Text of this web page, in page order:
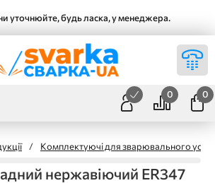
уточнюйте, будь ласка, у менеджера.
0 0
/ Комплектуючі для зварювального
нержавіючий ER347